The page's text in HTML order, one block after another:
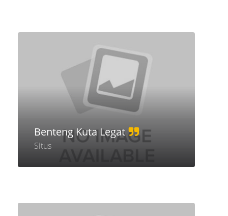
Benteng Kuta Legat
Situs